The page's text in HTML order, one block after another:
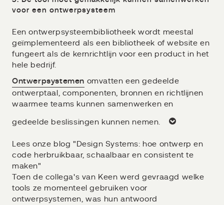
voor een ontwerpsysteem
Een ontwerpsysteembibliotheek wordt meestal
geïmplementeerd als een bibliotheek of website en
fungeert als de kernrichtlijn voor een product in het
hele bedrijf.
Ontwerpsystemen omvatten een gedeelde
ontwerptaal, componenten, bronnen en richtlijnen
waarmee teams kunnen samenwerken en
gedeelde beslissingen kunnen nemen.
Lees onze blog "Design Systems: hoe ontwerp en
code herbruikbaar, schaalbaar en consistent te
maken"
Toen de collega's van Keen werd gevraagd welke
tools ze momenteel gebruiken voor
ontwerpsystemen, was hun antwoord